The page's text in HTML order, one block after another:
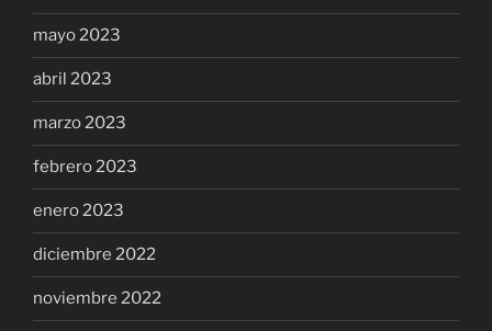
mayo 2023
abril 2023
marzo 2023
febrero 2023
enero 2023
diciembre 2022
noviembre 2022